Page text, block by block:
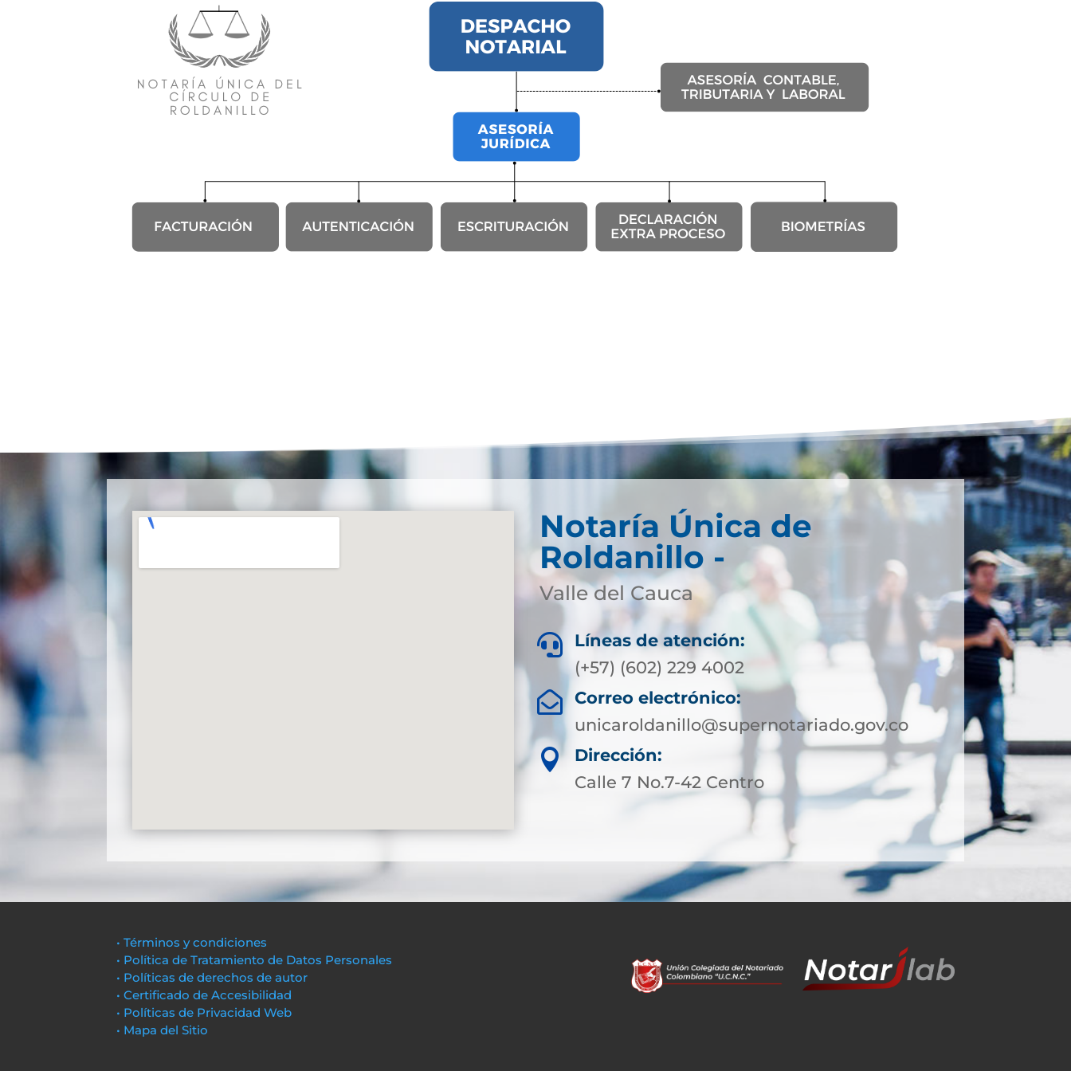
Notaría Única de
Roldanillo -
Valle del Cauca

Líneas de atención:
(+57) (602) 229 4002

Correo electrónico:
unicaroldanillo@supernotariado.gov.co

Dirección:
Calle 7 No.7-42 Centro
• Términos y condiciones
• Política de Tratamiento de Datos Personales
• Políticas de derechos de autor
• Certificado de Accesibilidad
• Políticas de Privacidad Web
• Mapa del Sitio